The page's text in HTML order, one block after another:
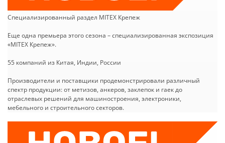
Специализированный раздел MITEX Крепеж
Еще одна премьера этого сезона – специализированная экспозиция
«MITEX Крепеж».
55 компаний из Китая, Индии, России
Производители и поставщики продемонстрировали различный
спектр продукции: от метизов, анкеров, заклепок и гаек до
отраслевых решений для машиностроения, электроники,
мебельного и строительного секторов.